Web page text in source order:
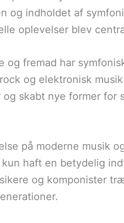
og indholdet af
oplevelser blev
og fremad har
og elektronisk
skabt nye former for
på moderne musik
haft en betydelig
og komponister